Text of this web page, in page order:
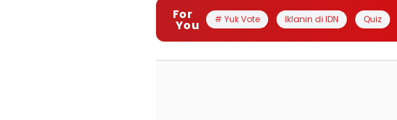
For
You # Yuk Vote Iklanin di IDN Quiz